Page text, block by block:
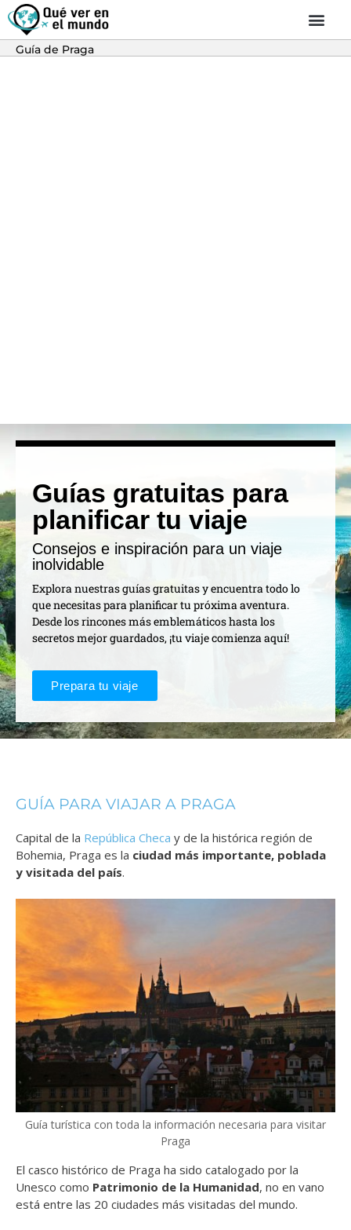
Guía de Praga
Guías gratuitas para
planificar tu viaje
Consejos e inspiración para un viaje
inolvidable
Explora nuestras guías gratuitas y encuentra todo lo
que necesitas para planificar tu próxima aventura.
Desde los rincones más emblemáticos hasta los
secretos mejor guardados, ¡tu viaje comienza aquí!
Prepara tu viaje
GUÍA PARA VIAJAR A PRAGA
Capital de la República Checa y de la histórica región de
Bohemia, Praga es la ciudad más importante, poblada
y visitada del país.
Guía turística con toda la información necesaria para visitar
Praga
El casco histórico de Praga ha sido catalogado por la
Unesco como Patrimonio de la Humanidad, no en vano
está entre las 20 ciudades más visitadas del mundo.